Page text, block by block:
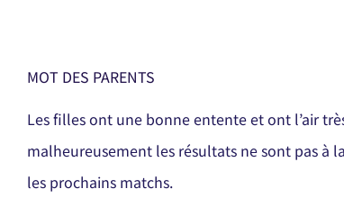
MOT DES PARENTS
Les filles ont une bonne entente et ont l’air
malheureusement les résultats ne sont pas
les prochains matchs.